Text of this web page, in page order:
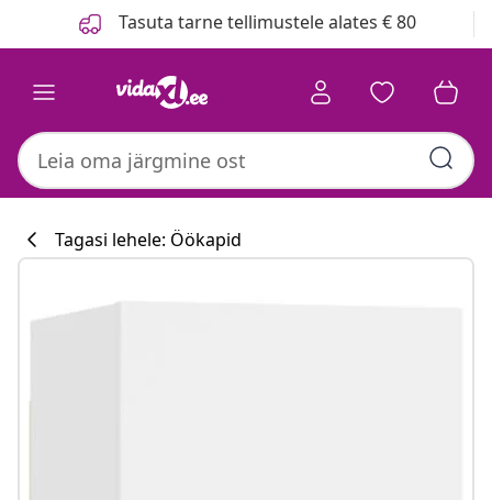
Tasuta tarne tellimustele alates € 80
Tagasi lehele: Öökapid